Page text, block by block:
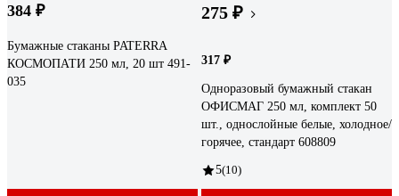
384 ₽
Бумажные стаканы PATERRA
КОСМОПАТИ 250 мл, 20 шт 491-
035
275 ₽
317 ₽
Одноразовый бумажный стакан
ОФИСМАГ 250 мл, комплект 50
шт., однослойные белые, холодное/
горячее, стандарт 608809
5(10)